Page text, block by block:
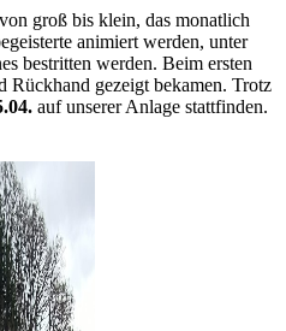
groß bis klein, das monatlich
animiert werden, unter
bestritten werden. Beim ersten
Rückhand gezeigt bekamen. Trotz
auf unserer Anlage stattfinden.